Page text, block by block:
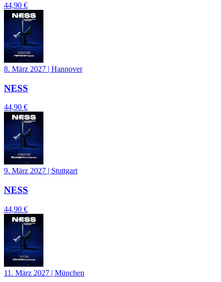
44,90 €
8. März 2027 | Hannover
NESS
44,90 €
9. März 2027 | Stuttgart
NESS
44,90 €
11. März 2027 | München